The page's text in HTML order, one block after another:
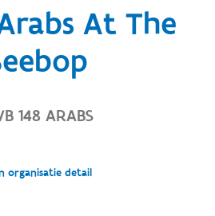
At The
148 ARABS
organisatie detail